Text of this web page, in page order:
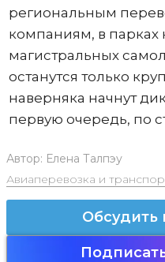
региональным
компаниям, в парках
магистральных
останутся только
наверняка начнут
первую очередь, по
Автор: Елена Талпэу
Авиаперевозка и
Обсудить